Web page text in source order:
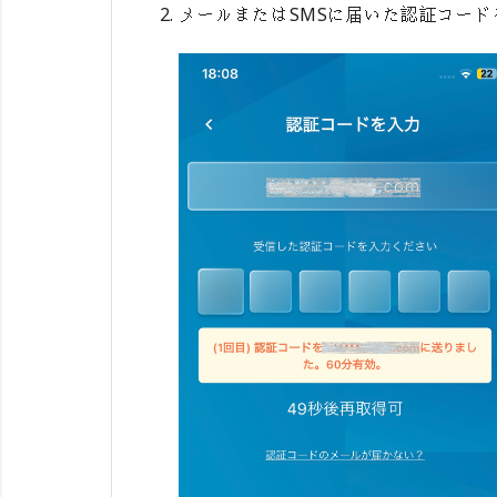
メールまたはSMSに届いた認証コー